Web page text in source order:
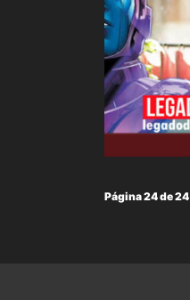
Página 24 de 24